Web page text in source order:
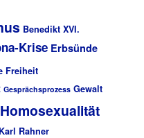
Benedikt XVI.
Krise Erbsünde
Freiheit
Gesprächsprozess Gewalt
Homosexualität
Karl Rahner